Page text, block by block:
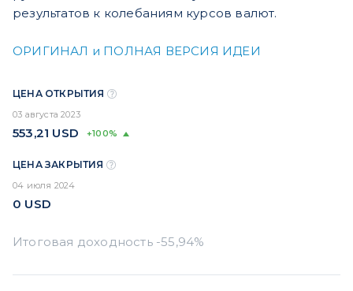
результатов к колебаниям курсов валют.
ОРИГИНАЛ и ПОЛНАЯ ВЕРСИЯ ИДЕИ
ЦЕНА ОТКРЫТИЯ
03 августа 2023
553,21 USD +100%
ЦЕНА ЗАКРЫТИЯ
04 июля 2024
0 USD